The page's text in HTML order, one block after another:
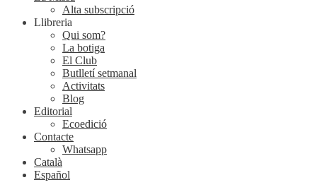
Alta subscripció
Llibreria
Qui som?
La botiga
El Club
Butlletí setmanal
Activitats
Blog
Editorial
Ecoedició
Contacte
Whatsapp
Català
Español